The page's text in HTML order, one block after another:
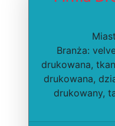
Branża:
drukowana,
drukowana,
drukowany,